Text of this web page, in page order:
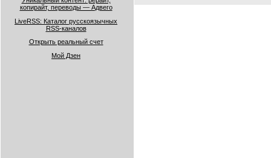
копирайт, переводы — Адвего
LiveRSS: Каталог русскоязычных
RSS-каналов
Открыть реальный счет
Мой Дзен